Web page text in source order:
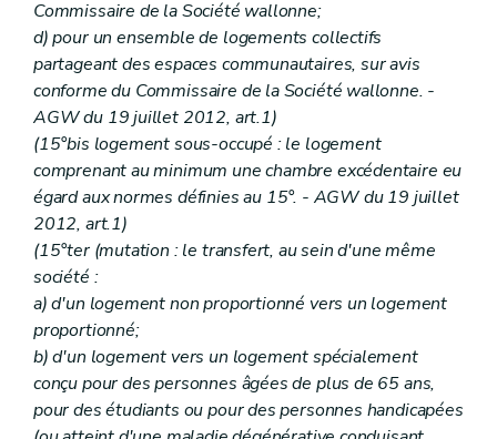
Commissaire de la Société wallonne;
d) pour un ensemble de logements collectifs
partageant des espaces communautaires, sur avis
conforme du Commissaire de la Société wallonne. -
AGW du 19 juillet 2012, art.1)
(15°bis logement sous-occupé : le logement
comprenant au minimum une chambre excédentaire eu
égard aux normes définies au 15°. - AGW du 19 juillet
2012, art.1)
(15°ter (mutation : le transfert, au sein d'une même
société :
a) d'un logement non proportionné vers un logement
proportionné;
b) d'un logement vers un logement spécialement
conçu pour des personnes âgées de plus de 65 ans,
pour des étudiants ou pour des personnes handicapées